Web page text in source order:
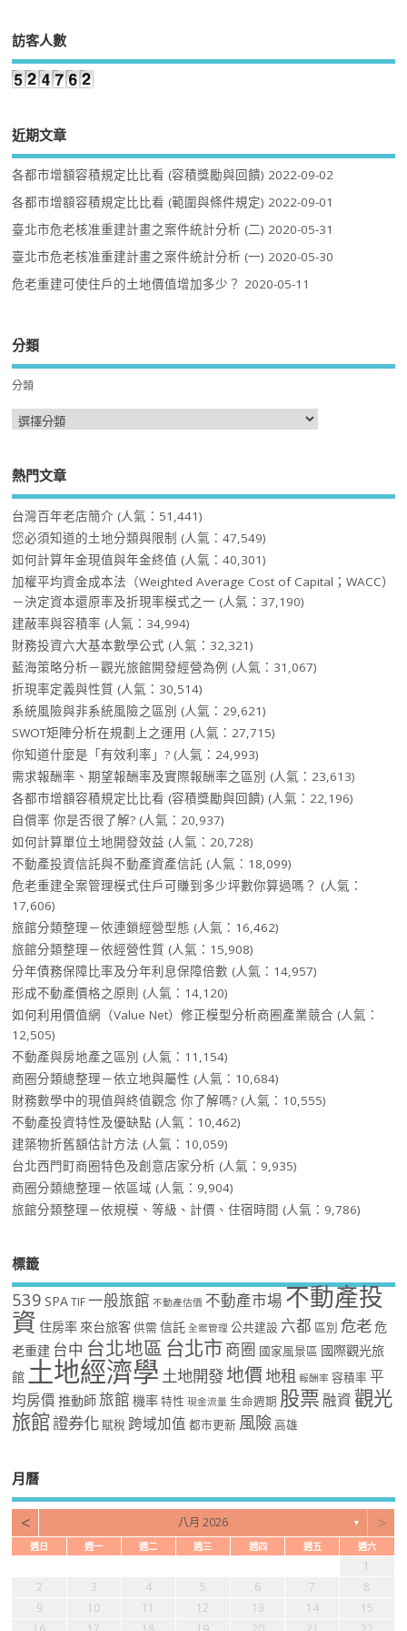
訪客人數
近期文章
各都市增額容積規定比比看 (容積獎勵與回饋) 2022-09-02
各都市增額容積規定比比看 (範圍與條件規定) 2022-09-01
臺北市危老核准重建計畫之案件統計分析 (二) 2020-05-31
臺北市危老核准重建計畫之案件統計分析 (一) 2020-05-30
危老重建可使住戶的土地價值增加多少？ 2020-05-11
分類
分類
熱門文章
台灣百年老店簡介 (人氣：51,441)
您必須知道的土地分類與限制 (人氣：47,549)
如何計算年金現值與年金終值 (人氣：40,301)
加權平均資金成本法（Weighted Average Cost of Capital；WACC）
－決定資本還原率及折現率模式之一 (人氣：37,190)
建蔽率與容積率 (人氣：34,994)
財務投資六大基本數學公式 (人氣：32,321)
藍海策略分析－觀光旅館開發經營為例 (人氣：31,067)
折現率定義與性質 (人氣：30,514)
系統風險與非系統風險之區別 (人氣：29,621)
SWOT矩陣分析在規劃上之運用 (人氣：27,715)
你知道什麼是「有效利率」? (人氣：24,993)
需求報酬率、期望報酬率及實際報酬率之區別 (人氣：23,613)
各都市增額容積規定比比看 (容積獎勵與回饋) (人氣：22,196)
自償率 你是否很了解? (人氣：20,937)
如何計算單位土地開發效益 (人氣：20,728)
不動產投資信託與不動產資產信託 (人氣：18,099)
危老重建全案管理模式住戶可賺到多少坪數你算過嗎？ (人氣：
17,606)
旅館分類整理－依連鎖經營型態 (人氣：16,462)
旅館分類整理－依經營性質 (人氣：15,908)
分年債務保障比率及分年利息保障倍數 (人氣：14,957)
形成不動產價格之原則 (人氣：14,120)
如何利用價值網（Value Net）修正模型分析商圈產業競合 (人氣：
12,505)
不動產與房地產之區別 (人氣：11,154)
商圈分類總整理－依立地與屬性 (人氣：10,684)
財務數學中的現值與終值觀念 你了解嗎? (人氣：10,555)
不動產投資特性及優缺點 (人氣：10,462)
建築物折舊額估計方法 (人氣：10,059)
台北西門町商圈特色及創意店家分析 (人氣：9,935)
商圈分類總整理－依區域 (人氣：9,904)
旅館分類整理－依規模、等級、計價、住宿時間 (人氣：9,786)
標籤
539 SPA TIF 一般旅館 不動產估價 不動產市場不動產投
資 住房率 來台旅客 供需 信託 全案管理 公共建設 六都 區別 危老危
老重建 台中 台北地區 台北市商圈 國家風景區 國際觀光旅
館 土地經濟學 土地開發地價地租 報酬率 容積率 平
均房價 推動師旅館 機率 特性 現金流量 生命週期 股票 融資 觀光
旅館證券化 賦稅 跨域加值 都市更新 風險 高雄
月曆
< 八月 2026 ▼ >
週日 週一 週二 週三 週四 週五 週六
1
2
3 4 5 6 7
8
9
10 11 12 13 14
15